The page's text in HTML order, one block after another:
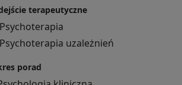
i lękowymi, relacjami w
przewlekle lub ciężko chorym i
- m. in. opiniowanie
również klientów w zakresie
celów i awansów zawodowych.
zapraszam :).
terapeutyczne
Psychoterapia
Psychoterapia uzależnień
porad